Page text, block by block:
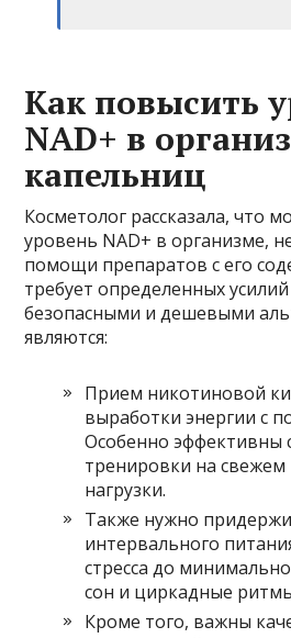
Как повысить
NAD+ в
капельниц
Косметолог рассказала, что
уровень NAD+ в организме,
помощи препаратов с его
требует определенных
безопасными и дешевыми
являются:
Прием никотиновой
выработки энергии с
Особенно эффективны
тренировки на свежем
нагрузки.
Также нужно
интервального
стресса до
сон и циркадные
Кроме того, важны